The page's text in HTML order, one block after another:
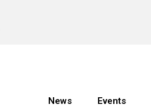
News Events